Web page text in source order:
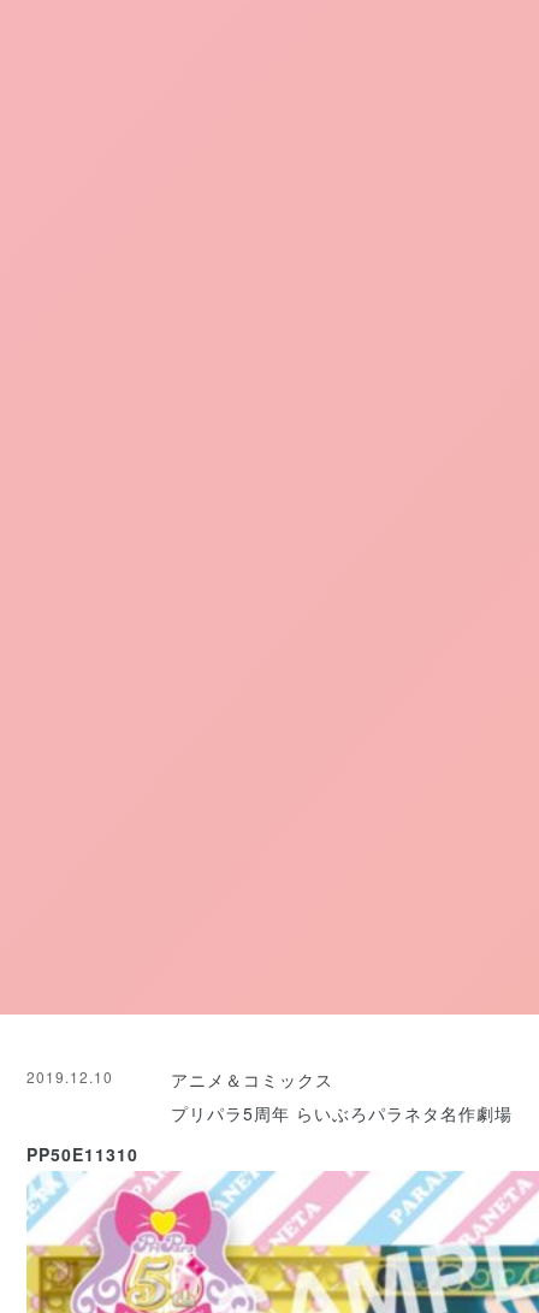
2019.12.10
アニメ＆コミックス
プリパラ5周年 らいぶろパラネタ名作劇場
PP50E11310